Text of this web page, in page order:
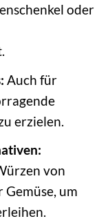
oder
Auch für
erzielen.
von
um